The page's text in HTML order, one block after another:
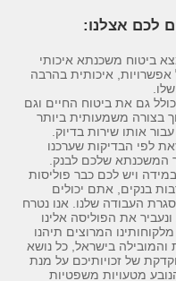
לכם אצלנו:
ביטוח משכנתא איכותי
איכותית בהרבה
גם את ביטוח החיים וגם
בצורה משמעותית ביותר
אותו שירות בדיוק.
לפי הבדיקות שערכנו
ויש לכם כבר פוליסות
בנקים, אתם יכולים
העבודה שלנו. אנו נטרח
את הפוליסה אלינו
המרוצים תיהנו
בישראל, כל נושא
של זכויותיכם על מנת
מטעויות משפטיות